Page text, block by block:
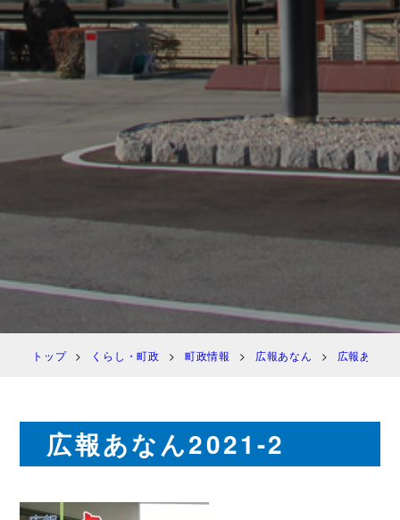
トップ くらし・町政 町政情報 広報あなん 広報あなん
広報あなん2021-2